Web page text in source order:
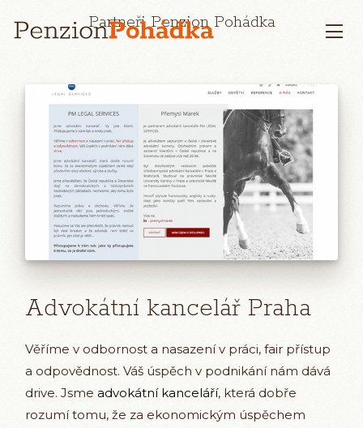
Partneři Penzion Pohádka
Advokátní kancelář Praha
Věříme v odbornost a nasazení v práci, fair přístup
a odpovědnost. Váš úspěch v podnikání nám dává
drive. Jsme advokátní kanceláří, která dobře
rozumí tomu, že za ekonomickým úspěchem